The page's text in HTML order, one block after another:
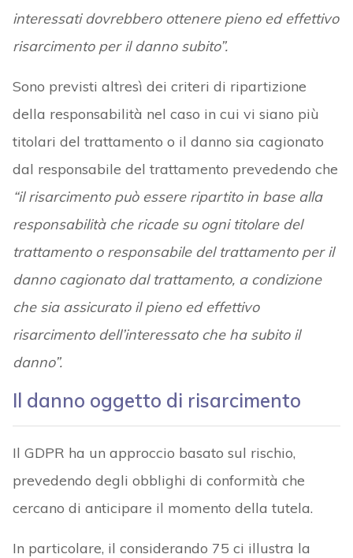
interessati dovrebbero ottenere pieno ed effettivo
risarcimento per il danno subito”.
Sono previsti altresì dei criteri di ripartizione
della responsabilità nel caso in cui vi siano più
titolari del trattamento o il danno sia cagionato
dal responsabile del trattamento prevedendo che
“il risarcimento può essere ripartito in base alla
responsabilità che ricade su ogni titolare del
trattamento o responsabile del trattamento per il
danno cagionato dal trattamento, a condizione
che sia assicurato il pieno ed effettivo
risarcimento dell’interessato che ha subito il
danno”.
Il danno oggetto di risarcimento
Il GDPR ha un approccio basato sul rischio,
prevedendo degli obblighi di conformità che
cercano di anticipare il momento della tutela.
In particolare, il considerando 75 ci illustra la